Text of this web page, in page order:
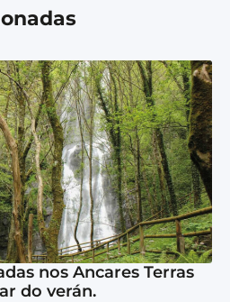
nos Ancares Terras
do verán.